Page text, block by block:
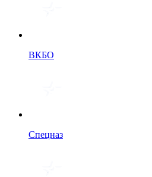
ВКБО
Спецназ